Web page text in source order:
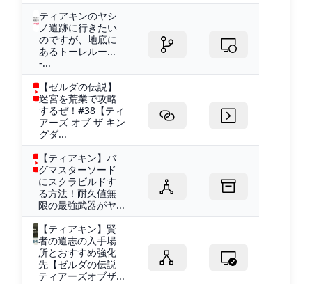
ティアキンのヤシ
ノ遺跡に行きたい
のですが、地底に
あるトーレルー...
-...
【ゼルダの伝説】
迷宮を荒業で攻略
するぜ！#38【ティ
アーズ オブ ザ キン
グダ...
【ティアキン】バ
グマスターソード
にスクラビルドす
る方法！耐久値無
限の最強武器がヤ...
【ティアキン】賢
者の遺志の入手場
所とおすすめ強化
先【ゼルダの伝説
ティアーズオブザ...